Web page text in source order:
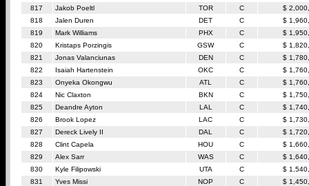
817
Jakob Poeltl TOR C
$
818
Jalen Duren DET C
$
819
Mark Williams PHX C
$
820
Kristaps Porzingis GSW C
$
821
Jonas Valanciunas DEN C
$
822
Isaiah Hartenstein OKC C
$
823
Onyeka Okongwu ATL C
$
824
Nic Claxton BKN C
$
825
Deandre Ayton LAL C
$
826
Brook Lopez LAC C
$
827
Dereck Lively II DAL C
$
828
Clint Capela HOU C
$
829
Alex Sarr WAS C
$
830
Kyle Filipowski UTA C
$
831
Yves Missi NOP C
$